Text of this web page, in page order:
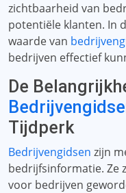
zichtbaarheid van
potentiële klanten. In
waarde van
bedrijven effectief
De
Tijdperk
Bedrijvengidsen zijn
bedrijfsinformatie. Ze
voor bedrijven